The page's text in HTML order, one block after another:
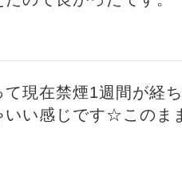
現在禁煙1週間が経ち
いい感じです☆このま